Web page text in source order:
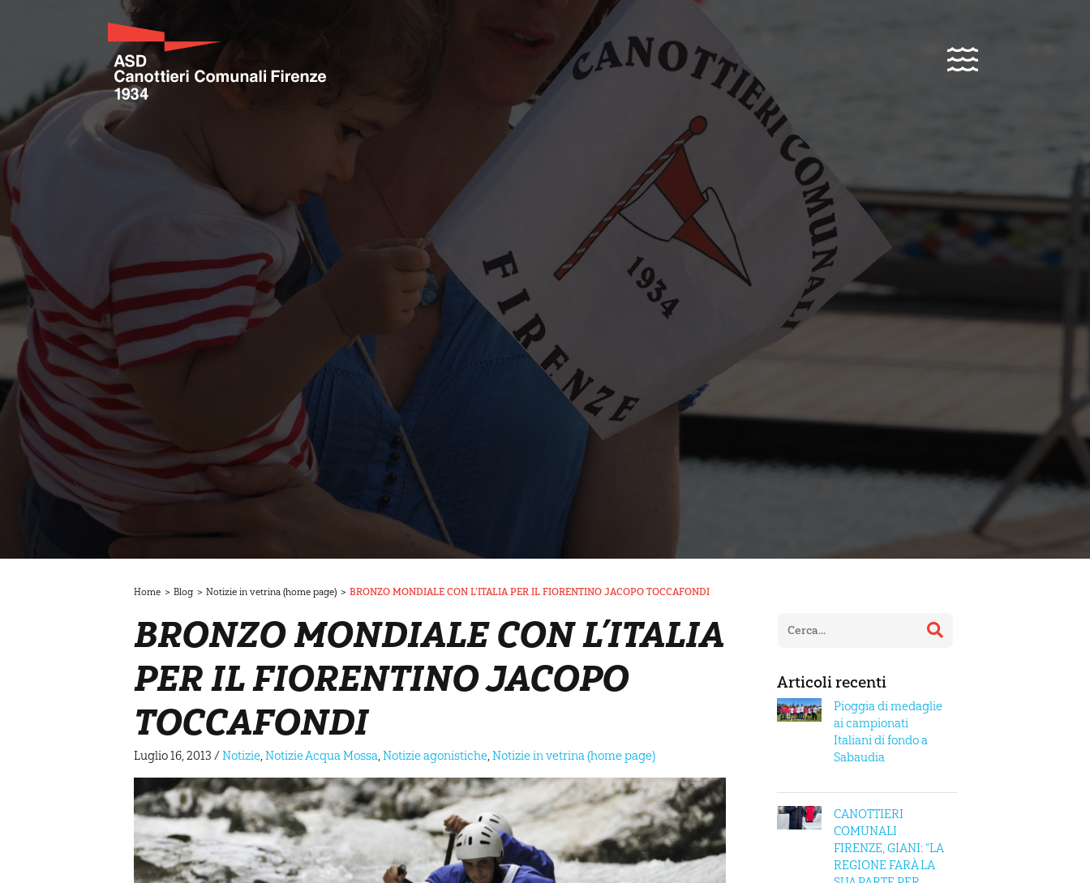
Home > Blog > Notizie in vetrina (home page) > BRONZO MONDIALE CON L’ITALIA PER IL FIORENTINO JACOPO TOCCAFONDI
BRONZO MONDIALE CON L’ITALIA
PER IL FIORENTINO JACOPO
TOCCAFONDI
Luglio 16, 2013 /Notizie,Notizie Acqua Mossa,Notizie agonistiche,Notizie in vetrina (home page)
Articoli recenti
Pioggia di medaglie
ai campionati
Italiani di fondo a
Sabaudia
CANOTTIERI
COMUNALI
FIRENZE, GIANI: “LA
REGIONE FARÀ LA